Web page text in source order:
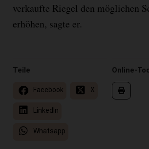
verkaufte Riegel den möglichen
erhöhen, sagte er.
Online-
Teile
Facebook X
LinkedIn
Whatsapp